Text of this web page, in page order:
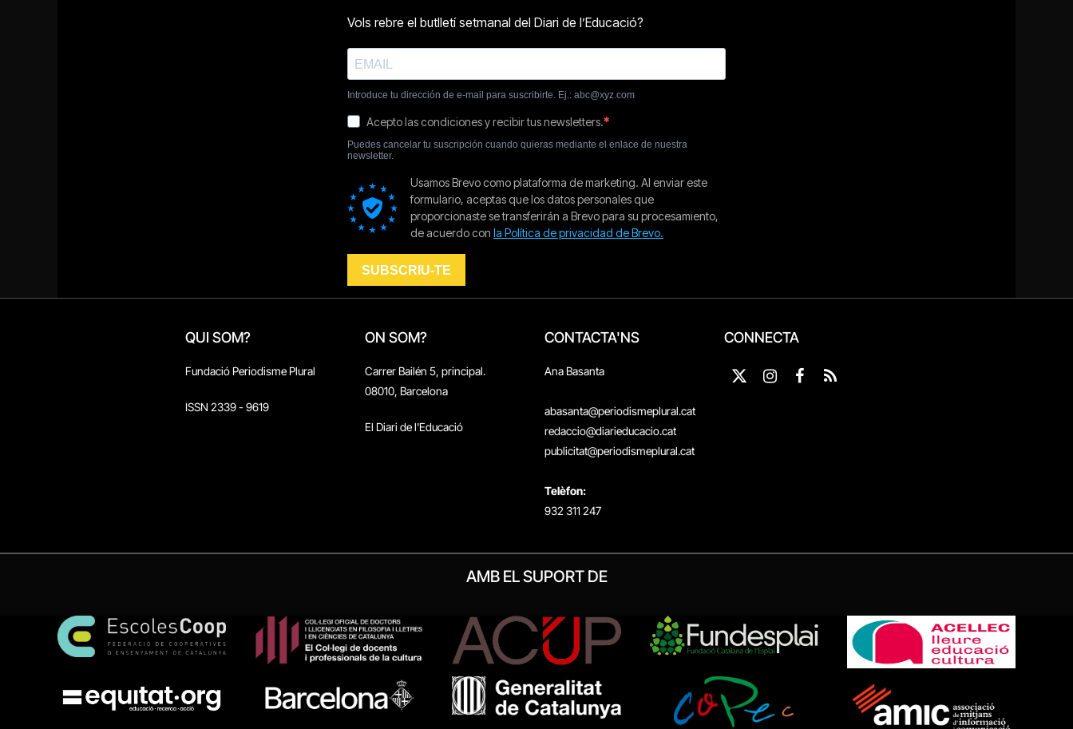
QUI SOM?
Fundació Periodisme Plural
ISSN 2339 - 9619
ON SOM?
Carrer Bailén 5, principal.
08010, Barcelona
El Diari de l'Educació
CONTACTA'NS
Ana Basanta
abasanta@periodismeplural.cat
redaccio@diarieducacio.cat
publicitat@periodismeplural.cat
Telèfon:
932 311 247
CONNECTA
X
Instagram
Facebook
RSS
AMB EL SUPORT DE